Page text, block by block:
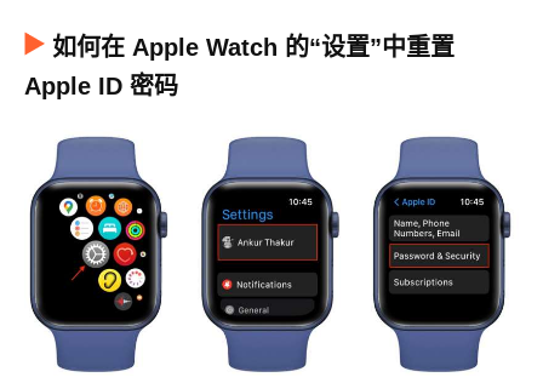
如何在 Apple Watch 的“设置”中重置
Apple ID 密码